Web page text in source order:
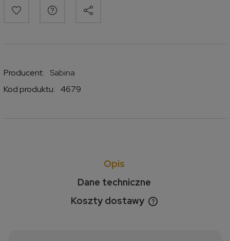
Producent:
Sabina
Kod produktu: 4679
Opis
Dane techniczne
Koszty dostawy
Cena nie zawiera ewentualnych kosztów płatności